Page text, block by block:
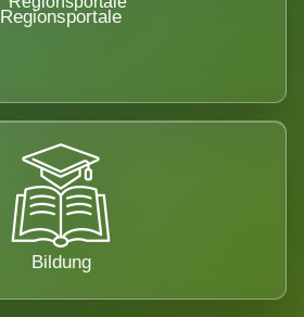
Regionsportale
Bildung